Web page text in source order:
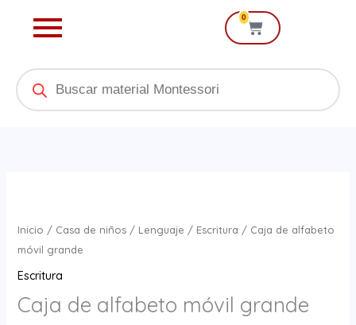
0
Cart
Products
search
Inicio / Casa de niños/ Lenguaje / Escritura / Caja de alfabeto
móvil grande
Escritura
Caja de alfabeto móvil grande
alfabeto
móvil